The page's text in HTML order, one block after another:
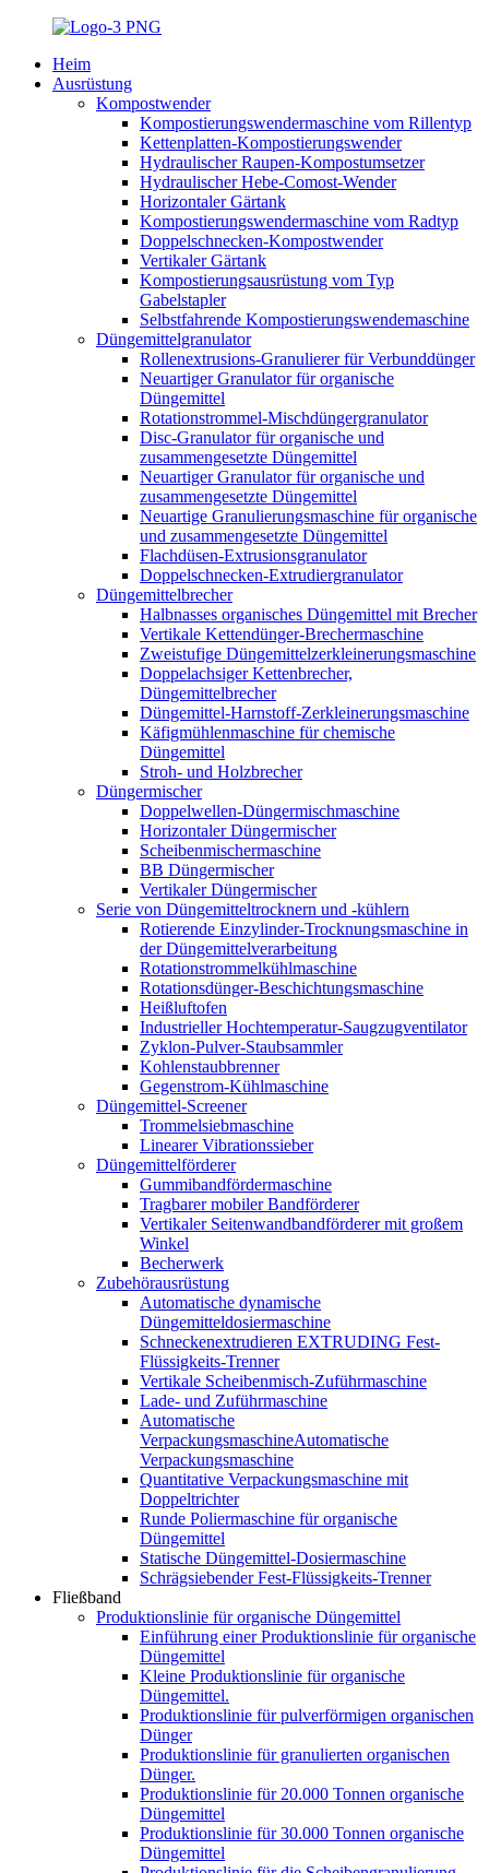
Heim
Ausrüstung
Kompostwender
Kompostierungswendermaschine vom Rillentyp
Kettenplatten-Kompostierungswender
Hydraulischer Raupen-Kompostumsetzer
Hydraulischer Hebe-Comost-Wender
Horizontaler Gärtank
Kompostierungswendermaschine vom Radtyp
Doppelschnecken-Kompostwender
Vertikaler Gärtank
Kompostierungsausrüstung vom Typ
Gabelstapler
Selbstfahrende Kompostierungswendemaschine
Düngemittelgranulator
Rollenextrusions-Granulierer für Verbunddünger
Neuartiger Granulator für organische
Düngemittel
Rotationstrommel-Mischdüngergranulator
Disc-Granulator für organische und
zusammengesetzte Düngemittel
Neuartiger Granulator für organische und
zusammengesetzte Düngemittel
Neuartige Granulierungsmaschine für organische
und zusammengesetzte Düngemittel
Flachdüsen-Extrusionsgranulator
Doppelschnecken-Extrudiergranulator
Düngemittelbrecher
Halbnasses organisches Düngemittel mit Brecher
Vertikale Kettendünger-Brechermaschine
Zweistufige Düngemittelzerkleinerungsmaschine
Doppelachsiger Kettenbrecher,
Düngemittelbrecher
Düngemittel-Harnstoff-Zerkleinerungsmaschine
Käfigmühlenmaschine für chemische
Düngemittel
Stroh- und Holzbrecher
Düngermischer
Doppelwellen-Düngermischmaschine
Horizontaler Düngermischer
Scheibenmischermaschine
BB Düngermischer
Vertikaler Düngermischer
Serie von Düngemitteltrocknern und -kühlern
Rotierende Einzylinder-Trocknungsmaschine in
der Düngemittelverarbeitung
Rotationstrommelkühlmaschine
Rotationsdünger-Beschichtungsmaschine
Heißluftofen
Industrieller Hochtemperatur-Saugzugventilator
Zyklon-Pulver-Staubsammler
Kohlenstaubbrenner
Gegenstrom-Kühlmaschine
Düngemittel-Screener
Trommelsiebmaschine
Linearer Vibrationssieber
Düngemittelförderer
Gummibandfördermaschine
Tragbarer mobiler Bandförderer
Vertikaler Seitenwandbandförderer mit großem
Winkel
Becherwerk
Zubehörausrüstung
Automatische dynamische
Düngemitteldosiermaschine
Schneckenextrudieren EXTRUDING Fest-
Flüssigkeits-Trenner
Vertikale Scheibenmisch-Zuführmaschine
Lade- und Zuführmaschine
Automatische
VerpackungsmaschineAutomatische
Verpackungsmaschine
Quantitative Verpackungsmaschine mit
Doppeltrichter
Runde Poliermaschine für organische
Düngemittel
Statische Düngemittel-Dosiermaschine
Schrägsiebender Fest-Flüssigkeits-Trenner
Fließband
Produktionslinie für organische Düngemittel
Einführung einer Produktionslinie für organische
Düngemittel
Kleine Produktionslinie für organische
Düngemittel.
Produktionslinie für pulverförmigen organischen
Dünger
Produktionslinie für granulierten organischen
Dünger.
Produktionslinie für 20.000 Tonnen organische
Düngemittel
Produktionslinie für 30.000 Tonnen organische
Düngemittel